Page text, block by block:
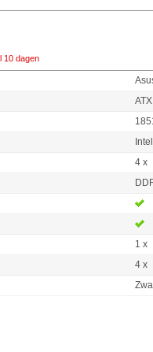
10 dagen
ATX
4 x
1 x
4 x